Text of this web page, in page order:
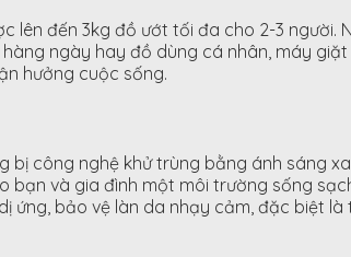
lên đến 3kg đồ ướt tối đa cho 2-3 người.
ngày hay đồ dùng cá nhân, máy
hưởng cuộc sống.
công nghệ khử trùng bằng ánh sáng
và gia đình một môi trường sống
ứng, bảo vệ làn da nhạy cảm, đặc biệt là